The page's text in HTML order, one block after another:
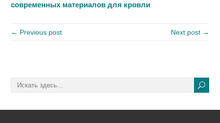
современных материалов для кровли
← Previous post Next post →